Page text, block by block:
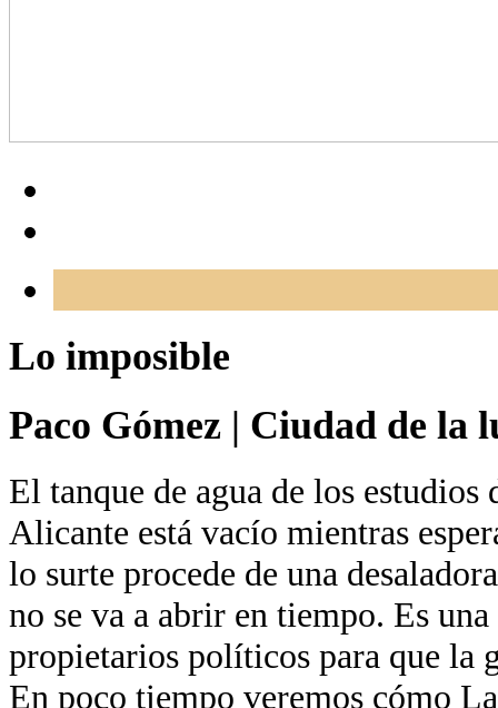
Lo imposible
Paco Gómez | Ciudad de la
El tanque de agua de los
Alicante está vacío mientras
lo surte procede de una
no se va a abrir en tiempo. Es
propietarios políticos para que la
En poco tiempo veremos cómo